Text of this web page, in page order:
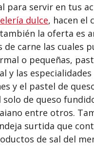
para servir en tus
dulce, hacen el
la oferta es
de carne las cuales
o pequeñas,
y las
y el pastel de
solo de queso
entre otros.
surtida que
de sal del